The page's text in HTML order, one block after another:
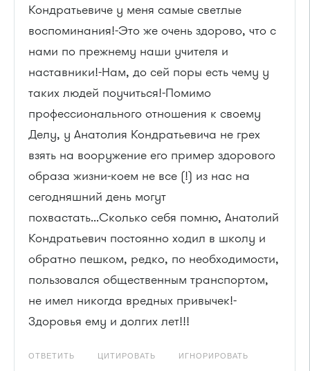
Кондратьевиче у меня самые светлые
воспоминания!-Это же очень здорово, что с
нами по прежнему наши учителя и
наставники!-Нам, до сей поры есть чему у
таких людей поучиться!-Помимо
профессионального отношения к своему
Делу, у Анатолия Кондратьевича не грех
взять на вооружение его пример здорового
образа жизни-коем не все (!) из нас на
сегодняшний день могут
похвастать...Сколько себя помню, Анатолий
Кондратьевич постоянно ходил в школу и
обратно пешком, редко, по необходимости,
пользовался общественным транспортом,
не имел никогда вредных привычек!-
Здоровья ему и долгих лет!!!
ОТВЕТИТЬ ЦИТИРОВАТЬ ИГНОРИРОВАТЬ